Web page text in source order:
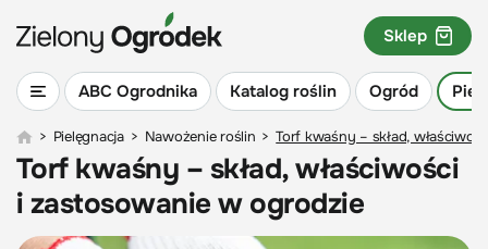
ABC Ogrodnika Katalog roślin Ogród
Sklep
> Pielęgnacja > Nawożenie roślin > Torf kwaśny – skład,
Torf kwaśny – skład, właściwości
i zastosowanie w ogrodzie